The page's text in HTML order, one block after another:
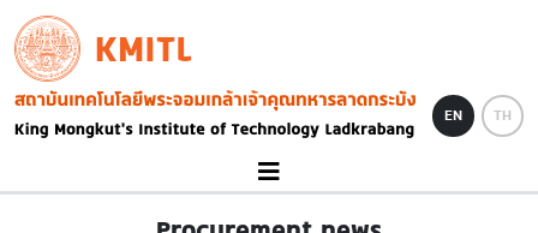
Skip to main content
KMITL
Image
EN TH